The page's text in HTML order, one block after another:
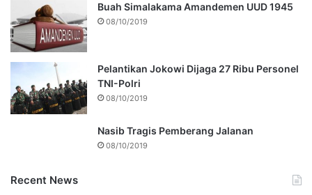
Buah Simalakama Amandemen UUD 1945
08/10/2019
Pelantikan Jokowi Dijaga 27 Ribu Personel
TNI-Polri
08/10/2019
Nasib Tragis Pemberang Jalanan
08/10/2019
Recent News